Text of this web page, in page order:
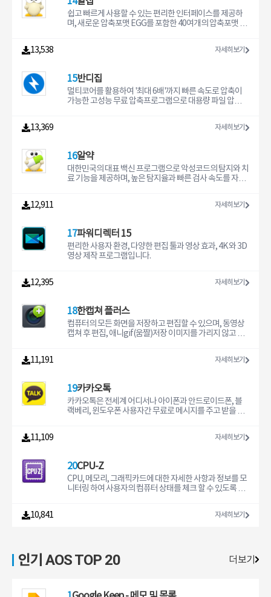
쉽고 빠르게 사용할 수 있는 편리한 인터페이스를 제공하
며, 새로운 압축포맷 EGG를 포함한 40여개의 압축포맷 지
13,538 자세히보기
15반디집
멀티코어를 활용하여 '최대 6배'까지 빠른 속도로 압축이
가능한 고성능 무료 압축프로그램으로 대용량 파일 압축과
13,369 자세히보기
16알약
대한민국의 대표 백신 프로그램으로 악성코드의 탐지와 치
료 기능을 제공하며, 높은 탐지율과 빠른 검사 속도를 자랑
12,911
자세히보기
17파워디렉터 15
편리한 사용자 환경, 다양한 편집 툴과 영상 효과, 4K 와 3D
영상 제작 프로그램입니다.
12,395 자세히보기
18한캡쳐 플러스
컴퓨터의 모든 화면을 저장하고 편집할 수 있으며, 동영상
캡쳐 후 편집, 애니gif(움짤)저장 이미지를 가리지 않고 편
11,191
자세히보기
19카카오톡
카카오톡은 전세계 어디서나 아이폰과 안드로이드폰, 블
랙베리, 윈도우폰 사용자간 무료로 메시지를 주고 받을 수
11,109
자세히보기
20CPU-Z
CPU, 메모리, 그래픽카드에 대한 자세한 사항과 정보를 모
니터링 하여 사용자의 컴퓨터 상태를 체크 할 수 있도록 도
10,841
자세히보기
인기 AOS TOP 20 더보기